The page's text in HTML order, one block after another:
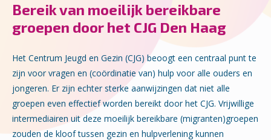
Bereik van moeilijk bereikbare
groepen door het CJG Den Haag
Het Centrum Jeugd en Gezin (CJG) beoogt een centraal punt te
zijn voor vragen en (coördinatie van) hulp voor alle ouders en
jongeren. Er zijn echter sterke aanwijzingen dat niet alle
groepen even effectief worden bereikt door het CJG. Vrijwillige
intermediairen uit deze moeilijk bereikbare (migranten)groepen
zouden de kloof tussen gezin en hulpverlening kunnen